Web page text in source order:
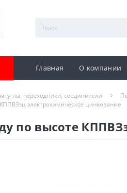
Главная О компании
углы, переходники, соединители
электрохимическое цинкование
по высоте